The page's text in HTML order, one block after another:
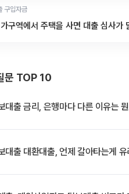
구입자금
구역에서 주택을 사면 대출 심사가
문 TOP 10
대출 금리, 은행마다 다른 이유는
대출 대환대출, 언제 갈아타는게